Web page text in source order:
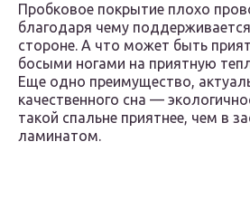
Пробковое покрытие плохо
благодаря чему
стороне. А что может быть
босыми ногами на приятную
Еще одно преимущество,
качественного сна —
такой спальне приятнее, чем в
ламинатом.